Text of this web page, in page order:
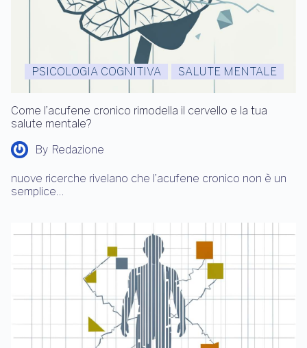
PSICOLOGIA COGNITIVA SALUTE MENTALE
Come l’acufene cronico rimodella il cervello e la tua
salute mentale?
By Redazione
nuove ricerche rivelano che l’acufene cronico non è un
semplice…